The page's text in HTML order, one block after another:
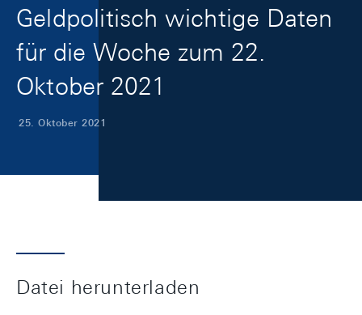
Geldpolitisch wichtige Daten
für die Woche zum 22.
Oktober 2021
25. Oktober 2021
Datei herunterladen